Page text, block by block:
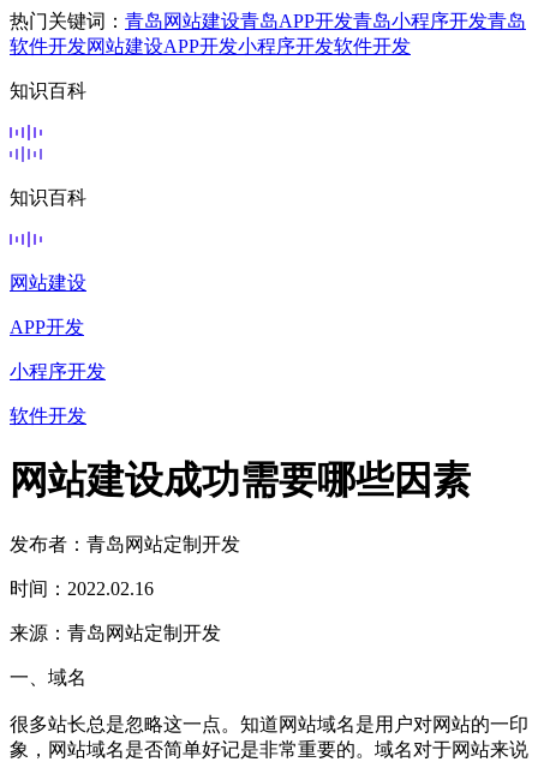
热门关键词： 青岛网站建设青岛APP开发青岛小程序开发青岛
软件开发网站建设APP开发小程序开发软件开发
知识百科
知识百科
网站建设
APP开发
小程序开发
软件开发
网站建设成功需要哪些因素
发布者：青岛网站定制开发
时间：2022.02.16
来源：青岛网站定制开发
一、域名
很多站长总是忽略这一点。知道网站域名是用户对网站的一印
象，网站域名是否简单好记是非常重要的。域名对于网站来说